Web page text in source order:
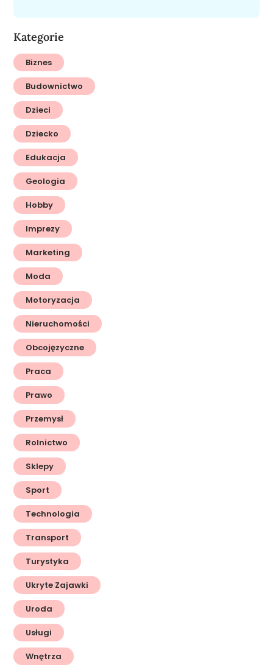
Kategorie
Biznes
Budownictwo
Dzieci
Dziecko
Edukacja
Geologia
Hobby
Imprezy
Marketing
Moda
Motoryzacja
Nieruchomości
Obcojęzyczne
Praca
Prawo
Przemysł
Rolnictwo
Sklepy
Sport
Technologia
Transport
Turystyka
Ukryte Zajawki
Uroda
Usługi
Wnętrza